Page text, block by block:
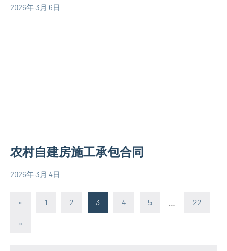
计
设
式
图
别
设
图
2026年 3月 6日
yacool
农村自建房施工承包合同
同
2026年 3月 4日
yacool
文
章
« Previous
1 2 3 4 5 22
Next
»